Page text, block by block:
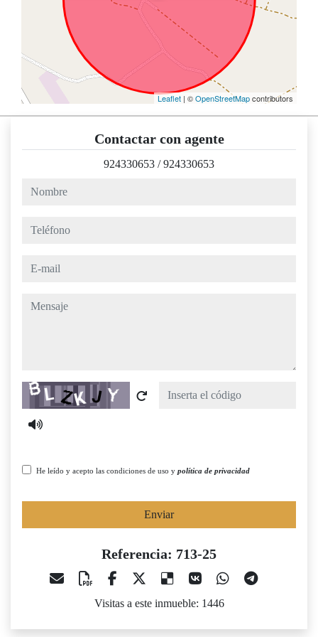
Leaflet | ©OpenStreetMapcontributors
Contactar con agente
924330653 /924330653
nombre
teléfono
e-mail
mensaje
Captcha
He leído y acepto las condiciones de uso y política de privacidad
Enviar
Referencia: 713-25
Visitas a este inmueble: 1446